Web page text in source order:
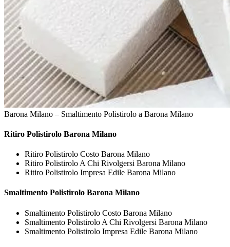
Barona Milano – Smaltimento Polistirolo a Barona Milano
Ritiro Polistirolo Barona Milano
Ritiro Polistirolo Costo Barona Milano
Ritiro Polistirolo A Chi Rivolgersi Barona Milano
Ritiro Polistirolo Impresa Edile Barona Milano
Smaltimento Polistirolo Barona Milano
Smaltimento Polistirolo Costo Barona Milano
Smaltimento Polistirolo A Chi Rivolgersi Barona Milano
Smaltimento Polistirolo Impresa Edile Barona Milano